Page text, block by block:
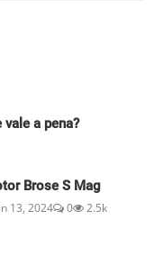
a pena?
Brose S Mag
13, 2024 0 2.5k